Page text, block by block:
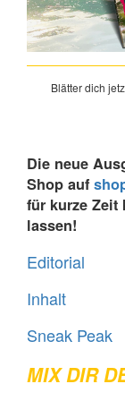
Blätter dich
Die neue
Shop auf
für kurze Zeit
lassen!
Editorial
Inhalt
Sneak Peak
MIX DIR